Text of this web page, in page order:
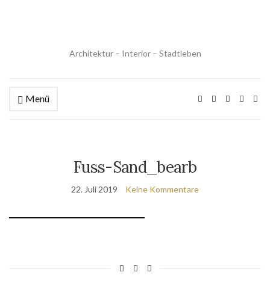
Architektur – Interior – Stadtleben
Menü
Fuss-Sand_bearb
22. Juli 2019 Keine Kommentare